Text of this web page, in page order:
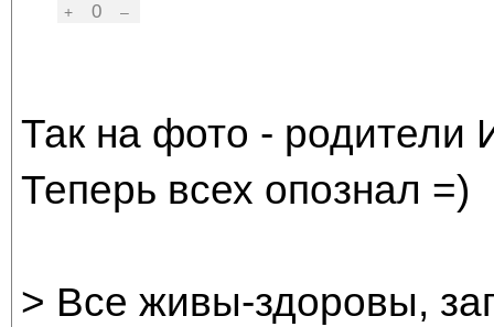
+
0 –
Так на фото - родители
Теперь всех опознал =)
> Все живы-здоровы,